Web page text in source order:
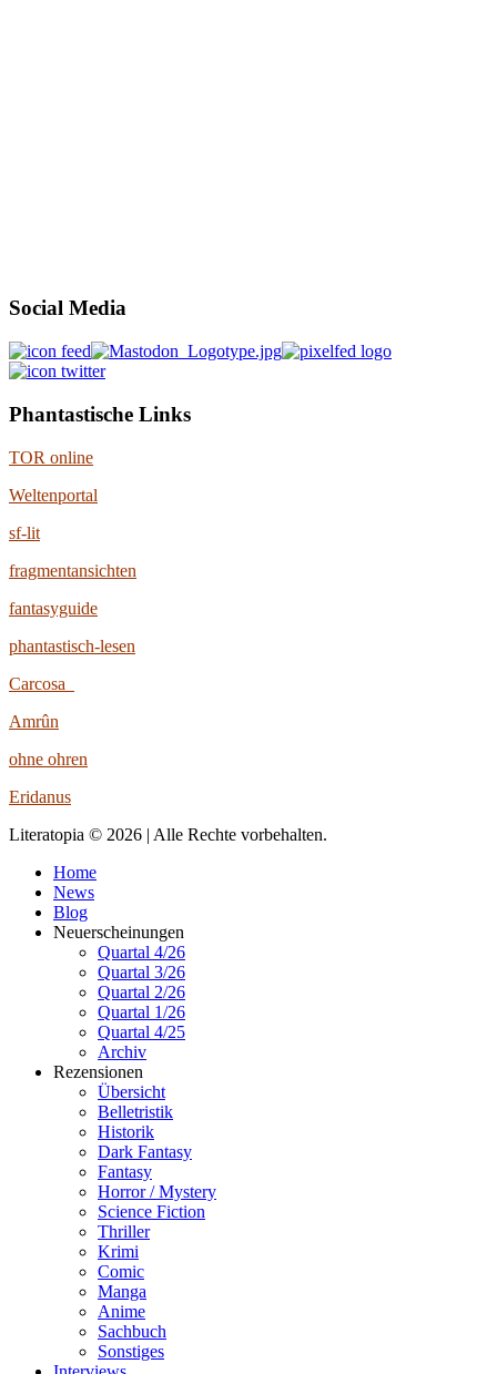
Social Media
Phantastische Links
TOR online
Weltenportal
sf-lit
fragmentansichten
fantasyguide
phantastisch-lesen
Carcosa
Amrûn
ohne ohren
Eridanus
Literatopia © 2026 | Alle Rechte vorbehalten.
Home
News
Blog
Neuerscheinungen
Quartal 4/26
Quartal 3/26
Quartal 2/26
Quartal 1/26
Quartal 4/25
Archiv
Rezensionen
Übersicht
Belletristik
Historik
Dark Fantasy
Fantasy
Horror / Mystery
Science Fiction
Thriller
Krimi
Comic
Manga
Anime
Sachbuch
Sonstiges